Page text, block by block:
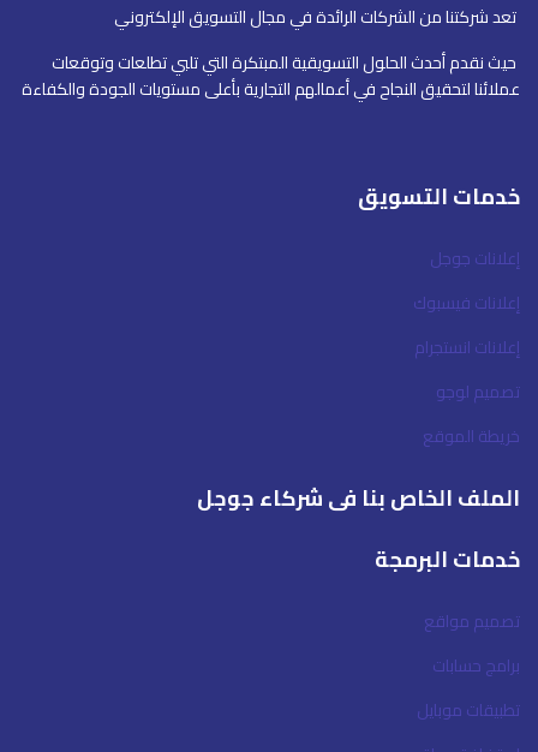
تعد شركتنا من الشركات الرائدة في مجال التسويق الإلكتروني
حيث نقدم أحدث الحلول التسويقية المبتكرة التي تلبي تطلعات وتوقعات
عملائنا لتحقيق النجاح في أعمالهم التجارية بأعلى مستويات الجودة والكفاءة
خدمات التسويق
إعلانات جوجل
إعلانات فيسبوك
إعلانات انستجرام
تصميم لوجو
خريطة الموقع
الملف الخاص بنا فى شركاء جوجل
خدمات البرمجة
تصميم مواقع
برامج حسابات
تطبيقات موبايل